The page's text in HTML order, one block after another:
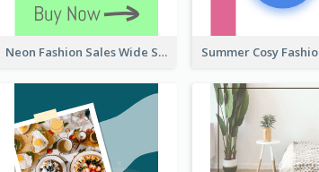
Neon Fashion Sales Wide Skyscraper Banner